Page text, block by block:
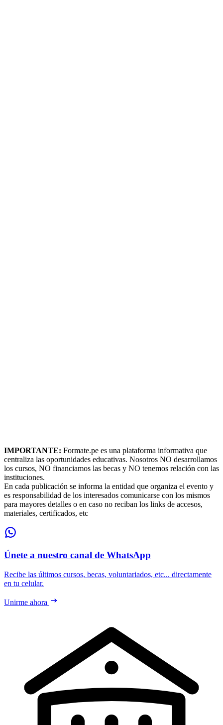
IMPORTANTE: Formate.pe es una plataforma informativa que
centraliza las oportunidades educativas. Nosotros NO desarrollamos
los cursos, NO financiamos las becas y NO tenemos relación con las
instituciones.
En cada publicación se informa la entidad que organiza el evento y
es responsabilidad de los interesados comunicarse con los mismos
para mayores detalles o en caso no reciban los links de accesos,
materiales, certificados, etc
Únete a nuestro canal de WhatsApp
Recibe las últimos cursos, becas, voluntariados, etc... directamente
en tu celular.
Unirme ahora